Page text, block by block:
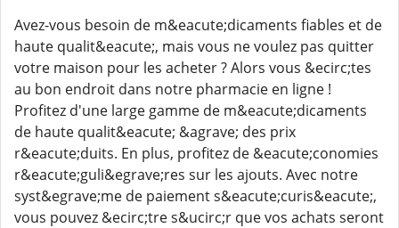
Avez-vous besoin de m&eacute;dicaments fiables et de
haute qualit&eacute;, mais vous ne voulez pas quitter
votre maison pour les acheter ? Alors vous &ecirc;tes
au bon endroit dans notre pharmacie en ligne !
Profitez d'une large gamme de m&eacute;dicaments
de haute qualit&eacute; &agrave; des prix
r&eacute;duits. En plus, profitez de &eacute;conomies
r&eacute;guli&egrave;res sur les ajouts. Avec notre
syst&egrave;me de paiement s&eacute;curis&eacute;,
vous pouvez &ecirc;tre s&ucirc;r que vos achats seront